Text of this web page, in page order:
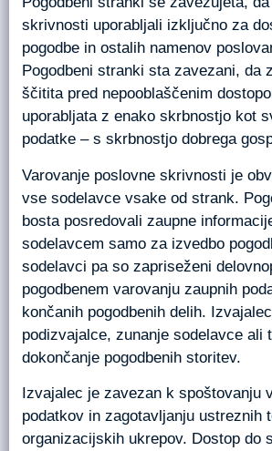
skrivnosti uporabljali izključno za
pogodbe in ostalih namenov
Pogodbeni stranki sta zavezani, da
ščitita pred nepooblaščenim
uporabljata z enako skrbnostjo kot
podatke – s skrbnostjo dobrega
Varovanje poslovne skrivnosti je
vse sodelavce vsake od strank.
bosta posredovali zaupne
sodelavcem samo za izvedbo
sodelavci pa so zapriseženi
pogodbenem varovanju zaupnih
končanih pogodbenih delih.
podizvajalce, zunanje sodelavce ali
dokončanje pogodbenih storitev.
Izvajalec je zavezan k spoštovanju
podatkov in zagotavljanju ustreznih
organizacijskih ukrepov. Dostop do